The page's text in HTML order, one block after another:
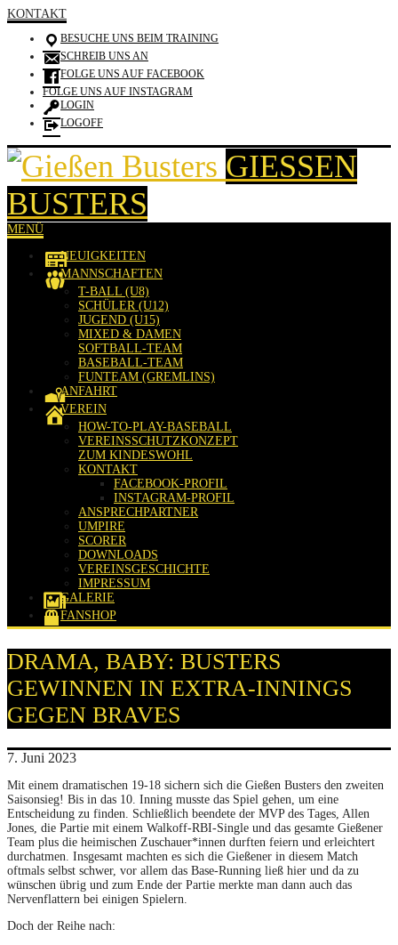
KONTAKT
BESUCHE UNS BEIM TRAINING
SCHREIB UNS AN
FOLGE UNS AUF FACEBOOK
FOLGE UNS AUF INSTAGRAM
LOGIN
LOGOFF
GIESSEN B
USTERS
MENÜ
NEUIGKEITEN
MANNSCHAFTEN
T-BALL (U8)
SCHÜLER (U12)
JUGEND (U15)
MIXED & DAMEN
SOFTBALL-TEAM
BASEBALL-TEAM
FUNTEAM (GREMLINS)
ANFAHRT
VEREIN
HOW-TO-PLAY-BASEBALL
VEREINSSCHUTZKONZEPT
ZUM KINDESWOHL
KONTAKT
FACEBOOK-PROFIL
INSTAGRAM-PROFIL
ANSPRECHPARTNER
UMPIRE
SCORER
DOWNLOADS
VEREINSGESCHICHTE
IMPRESSUM
GALERIE
FANSHOP
DRAMA, BABY: BUSTERS
GEWINNEN IN EXTRA-INNINGS
GEGEN BRAVES
7. Juni 2023
Mit einem dramatischen 19-18 sichern sich die Gießen Busters den zweiten
Saisonsieg! Bis in das 10. Inning musste das Spiel gehen, um eine
Entscheidung zu finden. Schließlich beendete der MVP des Tages, Allen
Jones, die Partie mit einem Walkoff-RBI-Single und das gesamte Gießener
Team plus die heimischen Zuschauer*innen durften feiern und erleichtert
durchatmen. Insgesamt machten es sich die Gießener in diesem Match
oftmals selbst schwer, vor allem das Base-Running ließ hier und da zu
wünschen übrig und zum Ende der Partie merkte man dann auch das
Nervenflattern bei einigen Spielern.
Doch der Reihe nach: